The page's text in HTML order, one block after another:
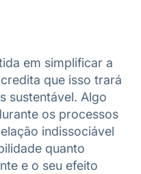
em simplificar a
que isso trará
sustentável. Algo
os processos
indissociável
quanto
e o seu efeito